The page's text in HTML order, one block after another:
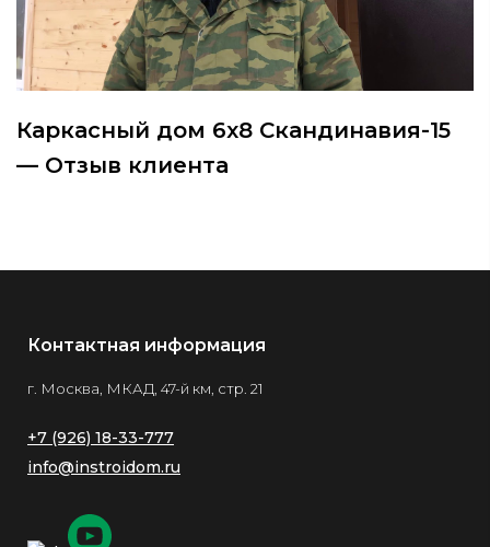
Каркасный дом 6х8 Скандинавия-15
— Отзыв клиента
Контактная информация
г. Москва, МКАД, 47-й км, стр. 21
+7 (926) 18-33-777
info@instroidom.ru